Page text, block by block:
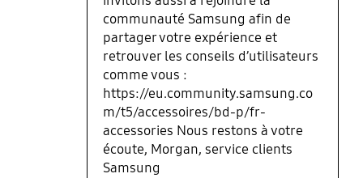
communauté Samsung afin de
partager votre expérience et
retrouver les conseils d’utilisateurs
comme vous :
https://eu.community.samsung.co
m/t5/accessoires/bd-p/fr-
accessories Nous restons à votre
écoute, Morgan, service clients
Samsung